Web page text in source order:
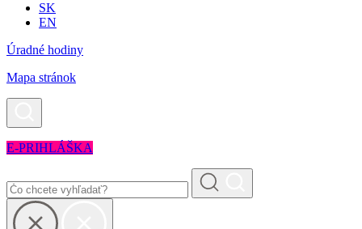
SK
EN
Úradné hodiny
Mapa stránok
E-PRIHLÁŠKA